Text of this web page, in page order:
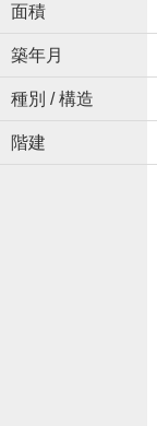
面積
築年月
種別 / 構造
階建